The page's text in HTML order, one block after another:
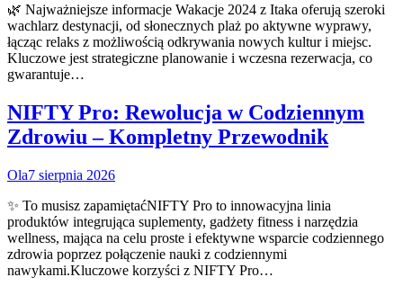
🌿 Najważniejsze informacje Wakacje 2024 z Itaka oferują szeroki
wachlarz destynacji, od słonecznych plaż po aktywne wyprawy,
łącząc relaks z możliwością odkrywania nowych kultur i miejsc.
Kluczowe jest strategiczne planowanie i wczesna rezerwacja, co
gwarantuje…
NIFTY Pro: Rewolucja w Codziennym
Zdrowiu – Kompletny Przewodnik
Ola7 sierpnia 2026
✨ To musisz zapamiętaćNIFTY Pro to innowacyjna linia
produktów integrująca suplementy, gadżety fitness i narzędzia
wellness, mająca na celu proste i efektywne wsparcie codziennego
zdrowia poprzez połączenie nauki z codziennymi
nawykami.Kluczowe korzyści z NIFTY Pro…